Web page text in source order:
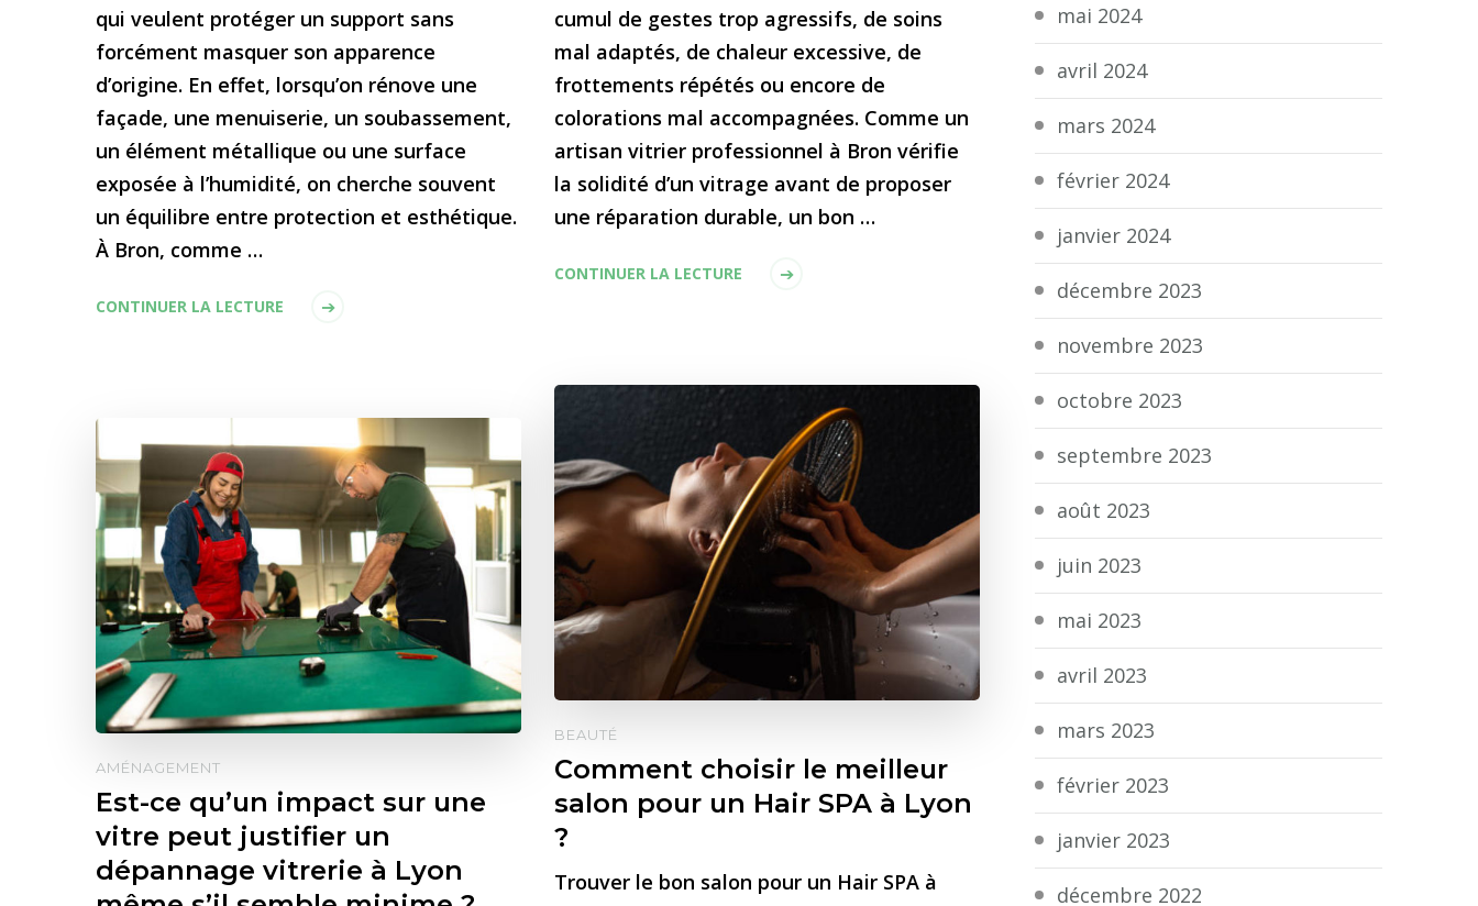
qui veulent protéger un support sans
forcément masquer son apparence
d’origine. En effet, lorsqu’on rénove une
façade, une menuiserie, un soubassement,
un élément métallique ou une surface
exposée à l’humidité, on cherche souvent
un équilibre entre protection et esthétique.
À Bron, comme …
CONTINUER LA LECTURE
cumul de gestes trop agressifs, de soins
mal adaptés, de chaleur excessive, de
frottements répétés ou encore de
colorations mal accompagnées. Comme un
artisan vitrier professionnel à Bron vérifie
la solidité d’un vitrage avant de proposer
une réparation durable, un bon …
CONTINUER LA LECTURE
BEAUTÉ
Comment choisir le meilleur
salon pour un Hair SPA à Lyon
?
Trouver le bon salon pour un Hair SPA à
AMÉNAGEMENT
Est-ce qu’un impact sur une
vitre peut justifier un
dépannage vitrerie à Lyon
mai 2024
avril 2024
mars 2024
février 2024
janvier 2024
décembre 2023
novembre 2023
octobre 2023
septembre 2023
août 2023
juin 2023
mai 2023
avril 2023
mars 2023
février 2023
janvier 2023
décembre 2022